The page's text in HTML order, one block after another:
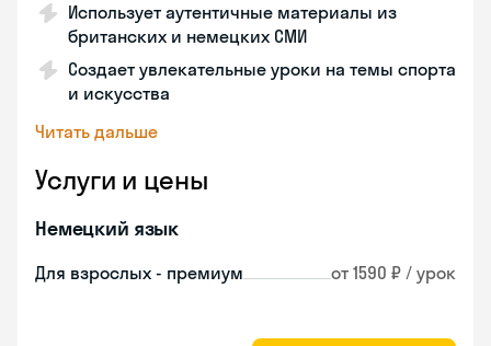
Использует аутентичные материалы из
британских и немецких СМИ
Создает увлекательные уроки на темы спорта
и искусства
Читать дальше
Услуги и цены
Немецкий язык
Для взрослых - премиум от 1590 ₽ / урок